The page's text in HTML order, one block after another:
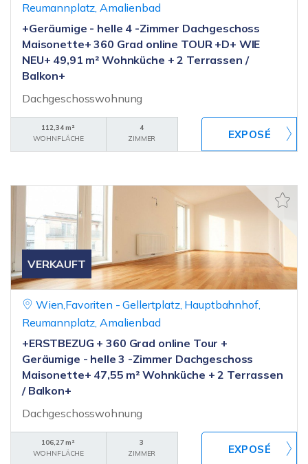
Reumannplatz, Amalienbad
+Geräumige - helle 4 -Zimmer Dachgeschoss
Maisonette+ 360 Grad online TOUR +D+ WIE
NEU+ 49,91 m² Wohnküche + 2 Terrassen /
Balkon+
Dachgeschosswohnung
112,34 m²
WOHNFLÄCHE
4
ZIMMER
VERKAUFT
Wien,Favoriten - Gellertplatz, Hauptbahnhof,
Reumannplatz, Amalienbad
+ERSTBEZUG + 360 Grad online Tour +
Geräumige - helle 3 -Zimmer Dachgeschoss
Maisonette+ 47,55 m² Wohnküche + 2 Terrassen
/ Balkon+
Dachgeschosswohnung
106,27 m²
WOHNFLÄCHE
3
ZIMMER